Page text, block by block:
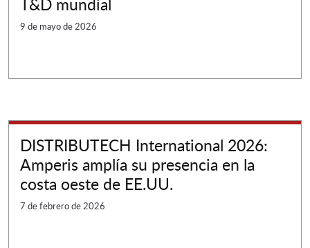
9 de mayo de 2026
DISTRIBUTECH International 2026:
Amperis amplía su presencia en la
costa oeste de EE.UU.
7 de febrero de 2026